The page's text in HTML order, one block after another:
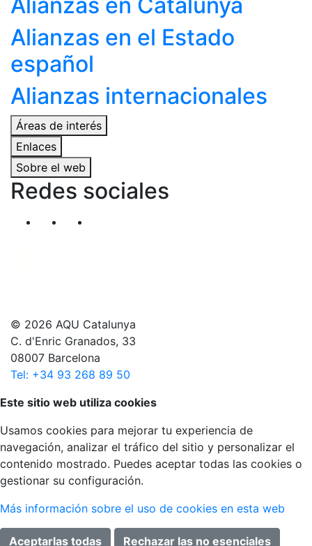
Alianzas en el Estado
español
Alianzas internacionales
Áreas de interés
Enlaces
Sobre el web
Redes sociales
Segueix-nos al nostre canal de Twitter
© 2026 AQU Catalunya
C. d'Enric Granados, 33
08007 Barcelona
Tel: +34 93 268 89 50
Volver arriba
Este sitio web utiliza cookies
Usamos cookies para mejorar tu experiencia de
navegación, analizar el tráfico del sitio y personalizar el
contenido mostrado. Puedes aceptar todas las cookies o
gestionar su configuración.
Más información sobre el uso de cookies en esta web
Aceptarlas todas Rechazar las no esenciales